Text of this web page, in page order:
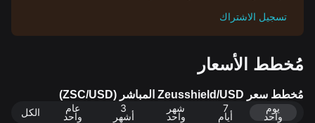
تسجيل الاشتراك
مُخطط الأسعار
مُخطط سعر Zeusshield/USD المباشر (ZSC/USD)
يوم
واحد
7
أيام
شهر
واحد
3
أشهر
عام
واحد الكل